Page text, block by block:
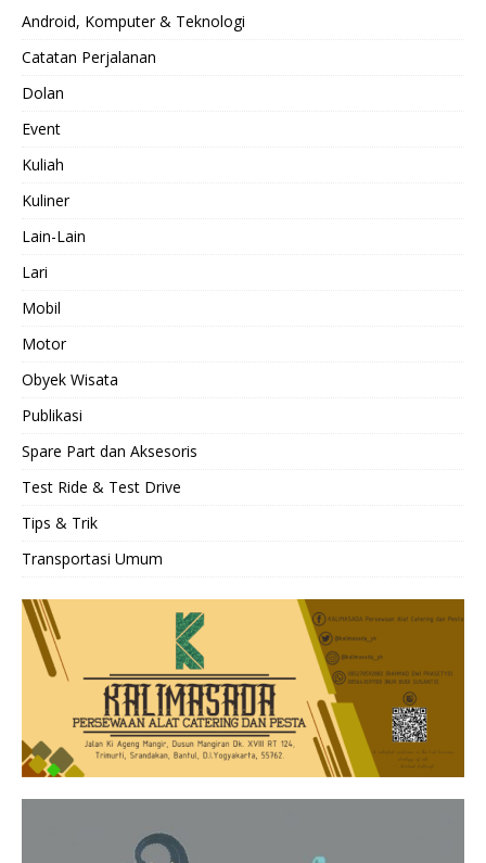
Android, Komputer & Teknologi
Catatan Perjalanan
Dolan
Event
Kuliah
Kuliner
Lain-Lain
Lari
Mobil
Motor
Obyek Wisata
Publikasi
Spare Part dan Aksesoris
Test Ride & Test Drive
Tips & Trik
Transportasi Umum